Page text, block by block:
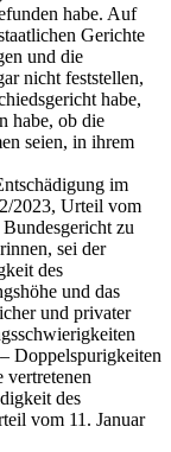
habe. Auf
Gerichte
und die
nicht feststellen,
habe,
habe, ob die
seien, in ihrem
im
2023, Urteil vom
zu
sei der
des
und das
und privater
Doppelspurigkeiten
vertretenen
des
vom 11. Januar